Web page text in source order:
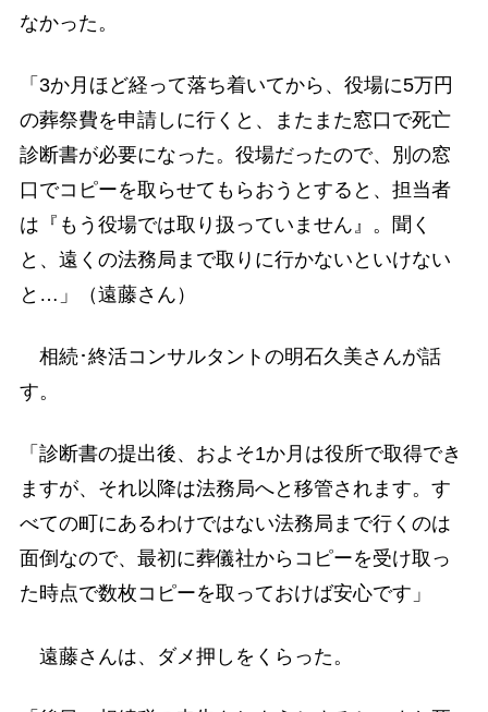
なかった。
「3か月ほど経って落ち着いてから、役場に5万円
の葬祭費を申請しに行くと、またまた窓口で死亡
診断書が必要になった。役場だったので、別の窓
口でコピーを取らせてもらおうとすると、担当者
は『もう役場では取り扱っていません』。聞く
と、遠くの法務局まで取りに行かないといけない
と…」（遠藤さん）
相続･終活コンサルタントの明石久美さんが話
す。
「診断書の提出後、およそ1か月は役所で取得でき
ますが、それ以降は法務局へと移管されます。す
べての町にあるわけではない法務局まで行くのは
面倒なので、最初に葬儀社からコピーを受け取っ
た時点で数枚コピーを取っておけば安心です」
遠藤さんは、ダメ押しをくらった。